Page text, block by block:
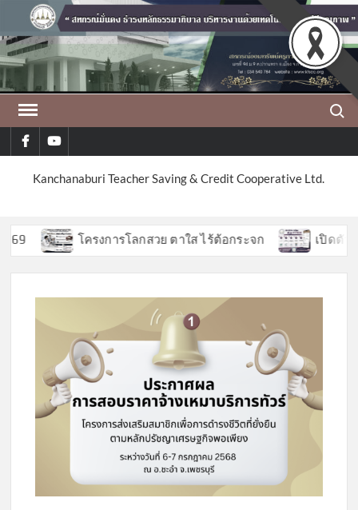
content
facebookyoutube
Kanchanaburi Teacher Saving & Credit Cooperative Ltd.
โครงการโลกสวย ตาใส ไร้ต้อกระจก เปิดตัวฟีเจอ